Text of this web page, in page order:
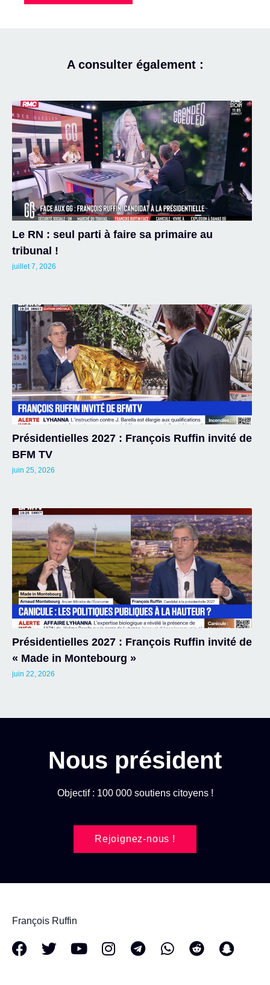
A consulter également :
Le RN : seul parti à faire sa primaire au
tribunal !
juillet 7, 2026
Présidentielles 2027 : François Ruffin invité de
BFM TV
juin 25, 2026
Présidentielles 2027 : François Ruffin invité de
« Made in Montebourg »
juin 22, 2026
Nous président
Objectif : 100 000 soutiens citoyens !
Rejoignez-nous !
François Ruffin